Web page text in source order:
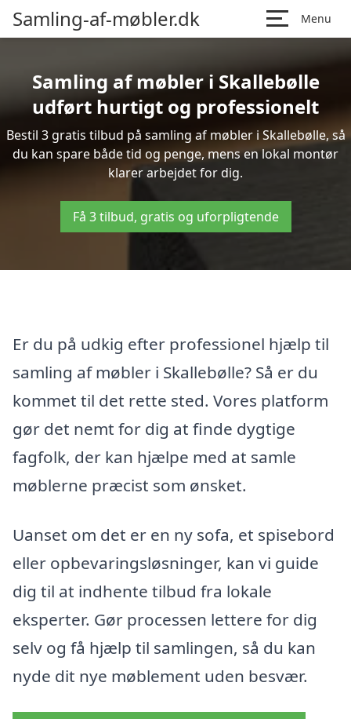
Samling-af-møbler.dk Menu
Samling af møbler i Skallebølle
udført hurtigt og professionelt
Bestil 3 gratis tilbud på samling af møbler i Skallebølle, så
du kan spare både tid og penge, mens en lokal montør
klarer arbejdet for dig.
Få 3 tilbud, gratis og uforpligtende
Er du på udkig efter professionel hjælp til
samling af møbler i Skallebølle? Så er du
kommet til det rette sted. Vores platform
gør det nemt for dig at finde dygtige
fagfolk, der kan hjælpe med at samle
møblerne præcist som ønsket.
Uanset om det er en ny sofa, et spisebord
eller opbevaringsløsninger, kan vi guide
dig til at indhente tilbud fra lokale
eksperter. Gør processen lettere for dig
selv og få hjælp til samlingen, så du kan
nyde dit nye møblement uden besvær.